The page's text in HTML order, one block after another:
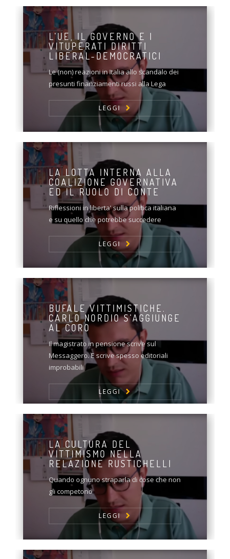
L'UE, IL GOVERNO E I
VITUPERATI DIRITTI
LIBERAL-DEMOCRATICI
Le (non) reazioni in Italia allo scandalo dei
presunti finanziamenti russi alla Lega
LEGGI
LA LOTTA INTERNA ALLA
COALIZIONE GOVERNATIVA
ED IL RUOLO DI CONTE
Riflessioni in liberta' sulla politica italiana
e su quello che potrebbe succedere
LEGGI
BUFALE VITTIMISTICHE.
CARLO NORDIO S'AGGIUNGE
AL CORO
Il magistrato in pensione scrive sul
Messaggero. E scrive spesso editoriali
improbabili
LEGGI
LA CULTURA DEL
VITTIMISMO NELLA
RELAZIONE RUSTICHELLI
Quando ognuno straparla di cose che non
gli competono
LEGGI